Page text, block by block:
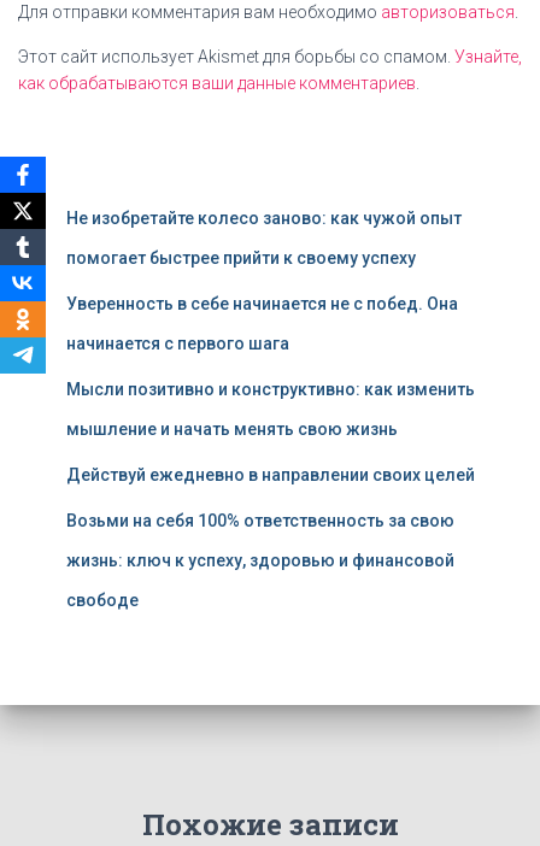
Для отправки комментария вам необходимо авторизоваться
Этот сайт использует Akismet для борьбы со спамом. Узнайте,
как обрабатываются ваши данные комментариев
Не изобретайте колесо заново: как чужой опыт
помогает быстрее прийти к своему успеху
Уверенность в себе начинается не с побед. Она
начинается с первого шага
Мысли позитивно и конструктивно: как изменить
мышление и начать менять свою жизнь
Действуй ежедневно в направлении своих целей
Возьми на себя 100% ответственность за свою
жизнь: ключ к успеху, здоровью и финансовой
свободе
Похожие записи